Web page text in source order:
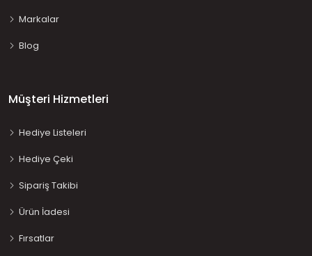
Markalar
Blog
Müşteri Hizmetleri
Hediye Listeleri
Hediye Çeki
Sipariş Takibi
Ürün İadesi
Fırsatlar